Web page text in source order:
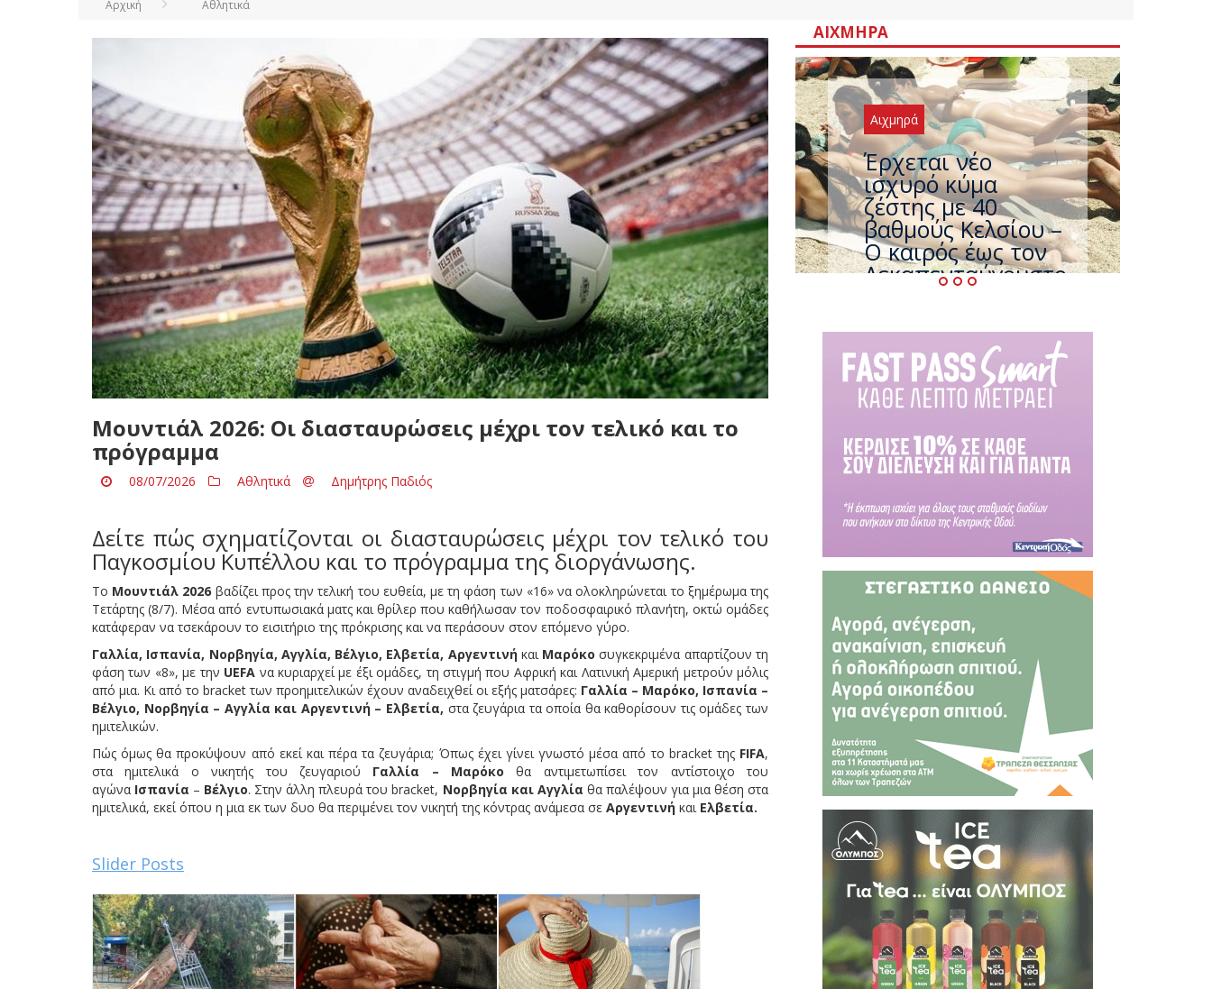
Αρχική Αθλητικά
Μουντιάλ 2026: Οι διασταυρώσεις μέχρι τον τελικό και το
πρόγραμμα
08/07/2026 Αθλητικά Δημήτρης Παδιός
Δείτε πώς σχηματίζονται οι διασταυρώσεις μέχρι τον τελικό του
Παγκοσμίου Κυπέλλου και το πρόγραμμα της διοργάνωσης.
Το Μουντιάλ 2026 βαδίζει προς την τελική του ευθεία, με τη φάση των «16» να ολοκληρώνεται το ξημέρωμα της
Τετάρτης (8/7). Μέσα από εντυπωσιακά ματς και θρίλερ που καθήλωσαν τον ποδοσφαιρικό πλανήτη, οκτώ ομάδες
κατάφεραν να τσεκάρουν το εισιτήριο της πρόκρισης και να περάσουν στον επόμενο γύρο.
Γαλλία, Ισπανία, Νορβηγία, Αγγλία, Βέλγιο, Ελβετία, Αργεντινή και Μαρόκοσυγκεκριμένα απαρτίζουν τη
φάση των «8», με την UEFA να κυριαρχεί με έξι ομάδες, τη στιγμή που Αφρική και Λατινική Αμερική μετρούν μόλις
από μια. Κι από το bracket των προημιτελικών έχουν αναδειχθεί οι εξής ματσάρες: Γαλλία – Μαρόκο, Ισπανία –
Βέλγιο, Νορβηγία – Αγγλία και Αργεντινή – Ελβετία, στα ζευγάρια τα οποία θα καθορίσουν τις ομάδες των
ημιτελικών.
Πώς όμως θα προκύψουν από εκεί και πέρα τα ζευγάρια; Όπως έχει γίνει γνωστό μέσα από το bracket της FIFA,
στα ημιτελικά ο νικητής του ζευγαριού Γαλλία – Μαρόκο θα αντιμετωπίσει τον αντίστοιχο του
αγώνα Ισπανία – Βέλγιο. Στην άλλη πλευρά του bracket, Νορβηγία και Αγγλία θα παλέψουν για μια θέση στα
ημιτελικά, εκεί όπου η μια εκ των δυο θα περιμένει τον νικητή της κόντρας ανάμεσα σε Αργεντινή και Ελβετία.
Slider Posts
ΑΙΧΜΗΡΆ
Αιχμηρά
Άφαντος ο
Τσίπρας… την ώρα
που η χώρα
καίγεται